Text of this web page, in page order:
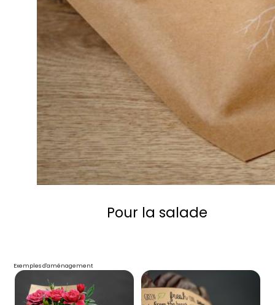
Pour la salade
Exemples d'aménagement